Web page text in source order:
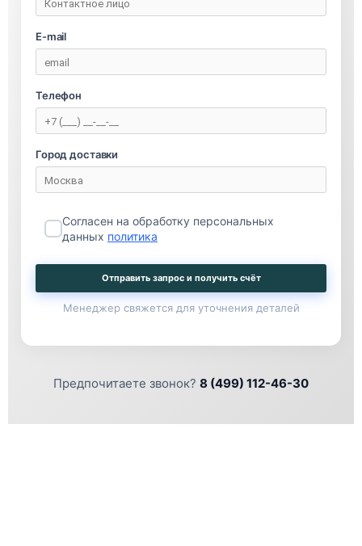
E-mail
Телефон
Город доставки
Согласен на обработку персональных
данных политика
Отправить запрос и получить счёт
Менеджер свяжется для уточнения деталей
Предпочитаете звонок? 8 (499) 112-46-30